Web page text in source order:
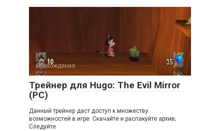
Прохождения
Трейнер для Hugo: The Evil Mirror
(PC)
Данный трейнер даст доступ к множеству
возможностей в игре: Скачайте и распакуйте архив;
Следуйте